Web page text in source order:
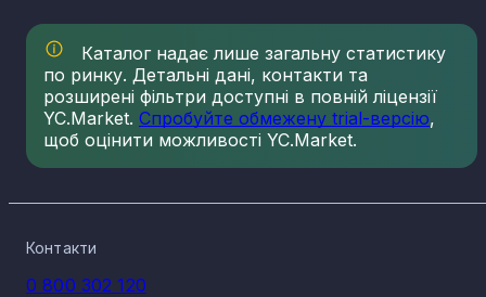
Каталог надає лише загальну статистику
по ринку. Детальні дані, контакти та
розширені фільтри доступні в повній ліцензії
YC.Market. Спробуйте обмежену trial-версію,
щоб оцінити можливості YC.Market.
Контакти
0 800 302 120